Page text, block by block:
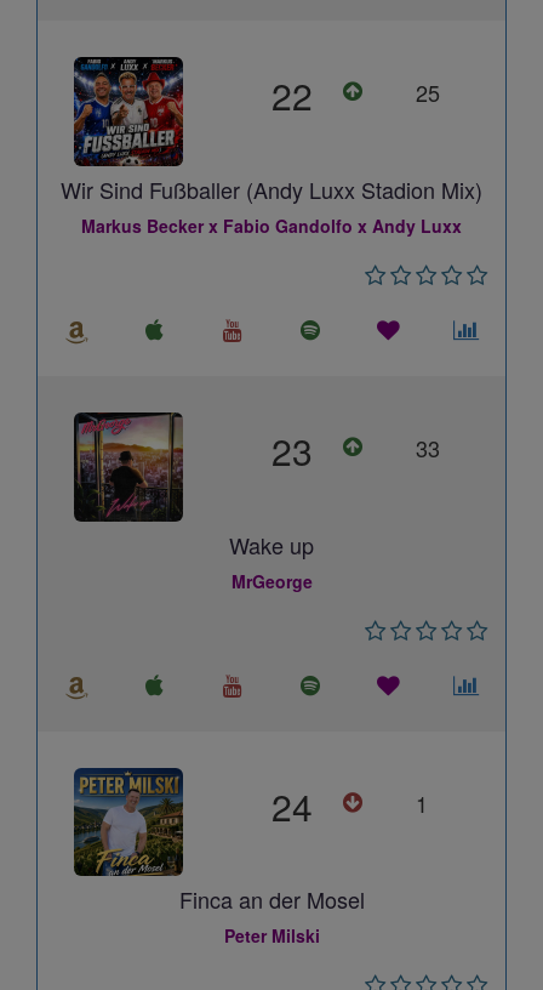
22 25
Wir Sind Fußballer (Andy Luxx Stadion Mix)
Markus Becker x Fabio Gandolfo x Andy Luxx
23 33
Wake up
MrGeorge
24 1
Finca an der Mosel
Peter Milski